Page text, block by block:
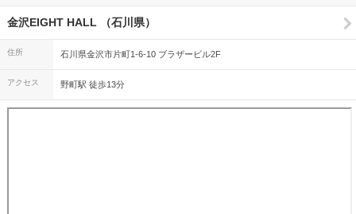
金沢EIGHT HALL （石川県）
住所 石川県金沢市片町1-6-10 ブラザービル2F
アクセス 野町駅 徒歩13分